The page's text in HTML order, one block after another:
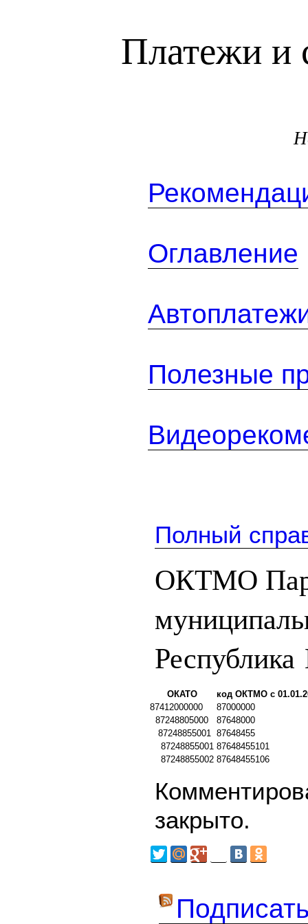
Платежи и
Оглавление
Полезные
Полный
ОКТМО
ОКАТО
код ОКТМО с
87412000000
87000000
87248805000
87648000
87248855001 87648455
87248855001 87648455101
87248855002 87648455106
закрыто.